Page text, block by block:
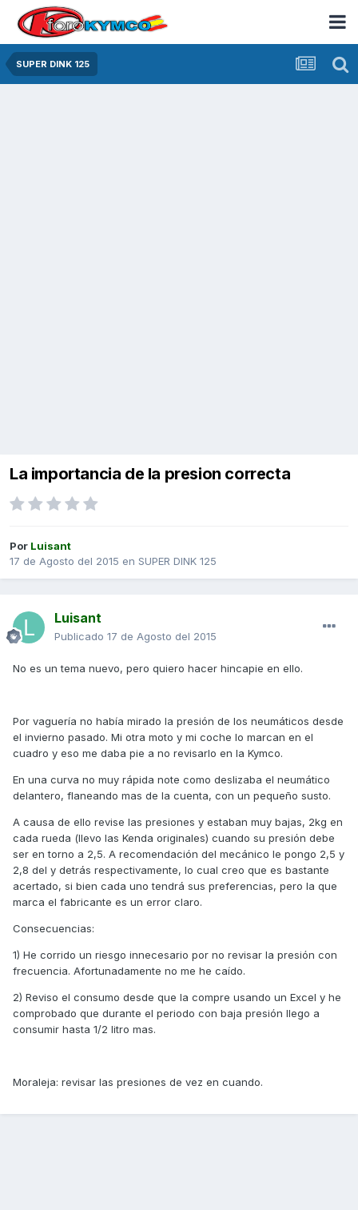
SUPER DINK 125
La importancia de la presion correcta
Por Luisant
17 de Agosto del 2015 en SUPER DINK 125
Luisant
Publicado 17 de Agosto del 2015
No es un tema nuevo, pero quiero hacer hincapie en ello.
Por vaguería no había mirado la presión de los neumáticos desde
el invierno pasado. Mi otra moto y mi coche lo marcan en el
cuadro y eso me daba pie a no revisarlo en la Kymco.
En una curva no muy rápida note como deslizaba el neumático
delantero, flaneando mas de la cuenta, con un pequeño susto.
A causa de ello revise las presiones y estaban muy bajas, 2kg en
cada rueda (llevo las Kenda originales) cuando su presión debe
ser en torno a 2,5. A recomendación del mecánico le pongo 2,5 y
2,8 del y detrás respectivamente, lo cual creo que es bastante
acertado, si bien cada uno tendrá sus preferencias, pero la que
marca el fabricante es un error claro.
Consecuencias:
1) He corrido un riesgo innecesario por no revisar la presión con
frecuencia. Afortunadamente no me he caído.
2) Reviso el consumo desde que la compre usando un Excel y he
comprobado que durante el periodo con baja presión llego a
consumir hasta 1/2 litro mas.
Moraleja: revisar las presiones de vez en cuando.